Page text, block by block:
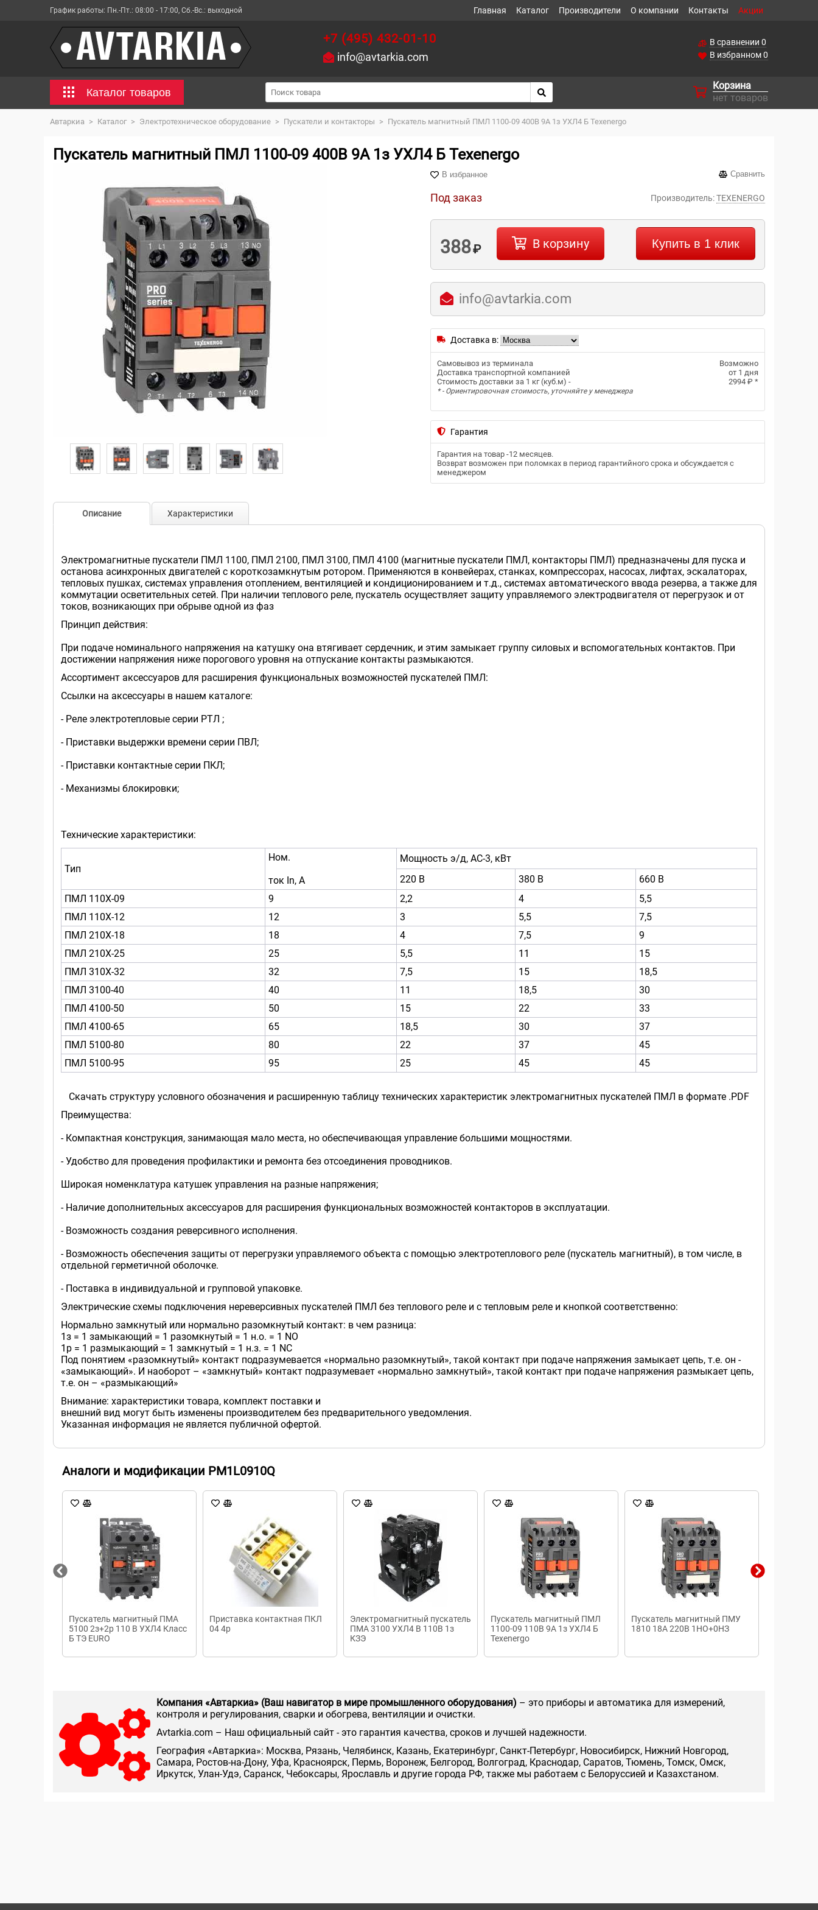
График работы: Пн.-Пт.: 08:00 - 17:00, Сб.-Вс.: выходной Главная Каталог Производители О компании Контакты Акции
+7 (495) 432-01-10
info@avtarkia.com
В сравнении 0
В избранном0
Каталог товаров
Корзина
нет товаров
Автаркиа > Каталог > Электротехническое оборудование > Пускатели и контакторы > Пускатель магнитный ПМЛ 1100-09 400В 9А 1з УХЛ4 Б Теxenergo
Пускатель магнитный ПМЛ 1100-09 400В 9А 1з УХЛ4 Б Теxenergo
В избранное Сравнить
Под заказ Производитель:TEXENERGO
388₽ В корзину Купить в 1 клик
info@avtarkia.com
Доставка в:
Самовывоз из терминала
Возможно
Доставка транспортной компанией
от 1 дня
Стоимость доставки за 1 кг (куб.м) -
2994 ₽ *
* - Ориентировочная стоимость, уточняйте у менеджера
Гарантия
Гарантия на товар -12 месяцев.
Возврат возможен при поломках в период гарантийного срока и обсуждается с
менеджером
Описание Характеристики
Электромагнитные пускатели ПМЛ 1100, ПМЛ 2100, ПМЛ 3100, ПМЛ 4100 (магнитные пускатели ПМЛ, контакторы ПМЛ) предназначены для пуска и
останова асинхронных двигателей с короткозамкнутым ротором. Применяются в конвейерах, станках, компрессорах, насосах, лифтах, эскалаторах,
тепловых пушках, системах управления отоплением, вентиляцией и кондиционированием и т.д., системах автоматического ввода резерва, а также для
коммутации осветительных сетей. При наличии теплового реле, пускатель осуществляет защиту управляемого электродвигателя от перегрузок и от
токов, возникающих при обрыве одной из фаз
Принцип действия:
При подаче номинального напряжения на катушку она втягивает сердечник, и этим замыкает группу силовых и вспомогательных контактов. При
достижении напряжения ниже порогового уровня на отпускание контакты размыкаются.
Ассортимент аксессуаров для расширения функциональных возможностей пускателей ПМЛ:
Ссылки на аксессуары в нашем каталоге:
- Реле электротепловые серии РТЛ ;
- Приставки выдержки времени серии ПВЛ;
- Приставки контактные серии ПКЛ;
- Механизмы блокировки;
Технические характеристики:
Тип
Ном.
ток In, А
Мощность э/д, АС-3, кВт
220 В
380 В
660 В
ПМЛ 110Х-09
9 2,2 4
5,5
ПМЛ 110Х-12
12 3 5,5
7,5
ПМЛ 210Х-18
18 4 7,5
9
ПМЛ 210Х-25
25 5,5 11
15
ПМЛ 310Х-32
32 7,5 15
18,5
ПМЛ 3100-40
40 11 18,5
30
ПМЛ 4100-50
50 15 22
33
ПМЛ 4100-65
65 18,5 30
37
ПМЛ 5100-80
80 22 37
45
ПМЛ 5100-95
95 25 45 45
Скачать структуру условного обозначения и расширенную таблицу технических характеристик электромагнитных пускателей ПМЛ в формате .PDF
Преимущества:
- Компактная конструкция, занимающая мало места, но обеспечивающая управление большими мощностями.
- Удобство для проведения профилактики и ремонта без отсоединения проводников.
Широкая номенклатура катушек управления на разные напряжения;
- Наличие дополнительных аксессуаров для расширения функциональных возможностей контакторов в эксплуатации.
- Возможность создания реверсивного исполнения.
- Возможность обеспечения защиты от перегрузки управляемого объекта с помощью электротеплового реле (пускатель магнитный), в том числе, в
отдельной герметичной оболочке.
- Поставка в индивидуальной и групповой упаковке.
Электрические схемы подключения нереверсивных пускателей ПМЛ без теплового реле и с тепловым реле и кнопкой соответственно:
Нормально замкнутый или нормально разомкнутый контакт: в чем разница:
1з = 1 замыкающий = 1 разомкнутый = 1 н.о. = 1 NO
1р = 1 размыкающий = 1 замкнутый = 1 н.з. = 1 NC
Под понятием «разомкнутый» контакт подразумевается «нормально разомкнутый», такой контакт при подаче напряжения замыкает цепь, т.е. он -
«замыкающий». И наоборот – «замкнутый» контакт подразумевает «нормально замкнутый», такой контакт при подаче напряжения размыкает цепь,
т.е. он – «размыкающий»
Внимание: характеристики товара, комплект поставки и
внешний вид могут быть изменены производителем без предварительного уведомления.
Указанная информация не является публичной офертой.
Аналоги и модификации PM1L0910Q
Пускатель магнитный ПМА
5100 2з+2р 110 В УХЛ4 Класс
Б ТЭ EURO
Приставка контактная ПКЛ
04 4р
Электромагнитный пускатель
ПМА 3100 УХЛ4 В 110В 1з
КЗЭ
Пускатель магнитный ПМЛ
1100-09 110В 9А 1з УХЛ4 Б
Теxenergo
Пускатель магнитный ПМУ
1810 18А 220В 1НО+0НЗ
Компания «Автаркиа» (Ваш навигатор в мире промышленного оборудования) – это приборы и автоматика для измерений,
контроля и регулирования, сварки и обогрева, вентиляции и очистки.
Аvtarkia.com – Наш официальный сайт - это гарантия качества, сроков и лучшей надежности.
География «Автаркиа»: Москва, Рязань, Челябинск, Казань, Екатеринбург, Санкт-Петербург, Новосибирск, Нижний Новгород,
Самара, Ростов-на-Дону, Уфа, Красноярск, Пермь, Воронеж, Белгород, Волгоград, Краснодар, Саратов, Тюмень, Томск, Омск,
Иркутск, Улан-Удэ, Саранск, Чебоксары, Ярославль и другие города РФ, также мы работаем с Белоруссией и Казахстаном.